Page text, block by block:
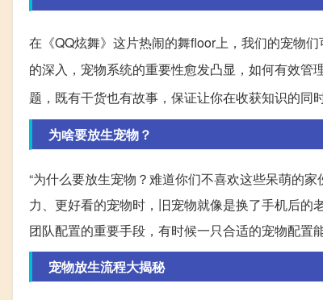
在《QQ炫舞》这片热闹的舞floor上，我们的宠物
的深入，宠物系统的重要性愈发凸显，如何有效管
题，既有干货也有故事，保证让你在收获知识的同
为啥要放生宠物？
“为什么要放生宠物？难道你们不喜欢这些呆萌的
力、更好看的宠物时，旧宠物就像是换了手机后
团队配置的重要手段，有时候一只合适的宠物配置
宠物放生流程大揭秘